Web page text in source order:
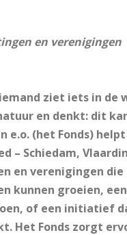
en verenigingen
ziet iets in de
en denkt: dit
e.o. (het Fonds) helpt
– Schiedam,
en verenigingen die
kunnen groeien, een
of een initiatief
Het Fonds zorgt